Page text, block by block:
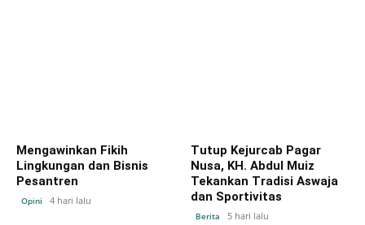
Mengawinkan Fikih
Lingkungan dan Bisnis
Pesantren
Opini 4 hari lalu
Tutup Kejurcab Pagar
Nusa, KH. Abdul Muiz
Tekankan Tradisi Aswaja
dan Sportivitas
Berita 5 hari lalu